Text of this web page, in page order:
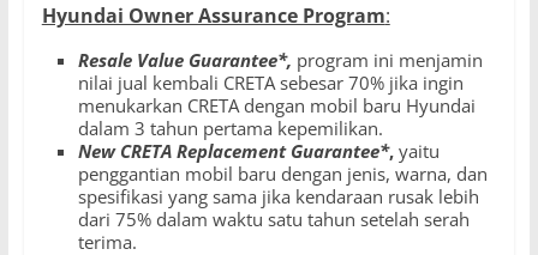
Hyundai Owner Assurance Program:
Resale Value Guarantee*, program ini menjamin
nilai jual kembali CRETA sebesar 70% jika ingin
menukarkan CRETA dengan mobil baru Hyundai
dalam 3 tahun pertama kepemilikan.
New CRETA Replacement Guarantee*, yaitu
penggantian mobil baru dengan jenis, warna, dan
spesifikasi yang sama jika kendaraan rusak lebih
dari 75% dalam waktu satu tahun setelah serah
terima.